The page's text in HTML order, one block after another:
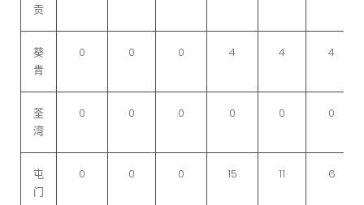
贡
葵
青
0 0 0 4 4 4
荃
湾
0 0 0 0 0 0
屯
门
0 0 0 15 11 6